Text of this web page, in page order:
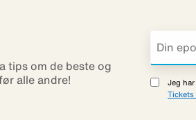
tips om de beste og
alle andre!
Jeg
Tickets